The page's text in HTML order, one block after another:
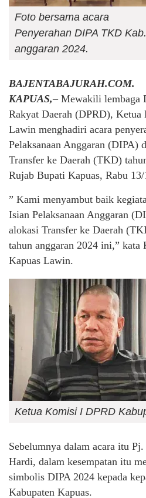
Foto bersama acara
Penyerahan DIPA TKD
anggaran 2024.
BAJENTABAJURAH.COM.
KAPUAS,– Mewakili lembaga
Rakyat Daerah (DPRD),
Lawin menghadiri acara
Pelaksanaan Anggaran (DIPA)
Transfer ke Daerah (TKD)
Rujab Bupati Kapuas, Rabu
” Kami menyambut baik
Isian Pelaksanaan Anggaran
alokasi Transfer ke Daerah
tahun anggaran 2024 ini,”
Kapuas Lawin.
Ketua Komisi I DPRD
Sebelumnya dalam acara itu
Hardi, dalam kesempatan itu
simbolis DIPA 2024 kepada
Kabupaten Kapuas.